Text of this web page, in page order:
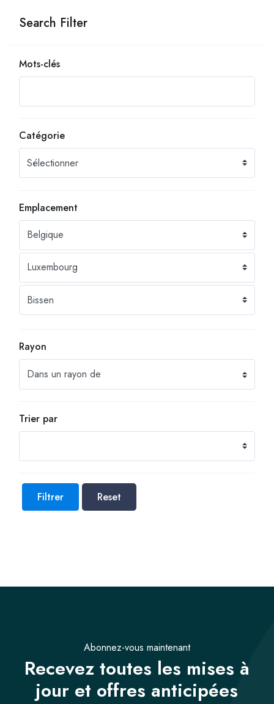
Search Filter
Mots-clés
Catégorie
Emplacement
Rayon
Trier par
Filtrer Reset
Abonnez-vous maintenant
Recevez toutes les mises à
jour et offres anticipées